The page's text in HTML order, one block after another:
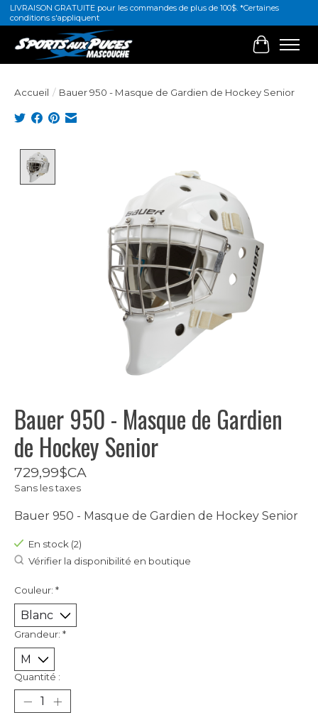
LIVRAISON GRATUITE pour les commandes de plus de 100$. *Certaines
conditions s'appliquent
Panier
Accueil / Bauer 950 - Masque de Gardien de Hockey Senior
Bauer 950 - Masque de Gardien
de Hockey Senior
729,99$CA
Sans les taxes
Bauer 950 - Masque de Gardien de Hockey Senior
En stock (2)
Vérifier la disponibilité en boutique
Couleur: *
Grandeur: *
Quantité :